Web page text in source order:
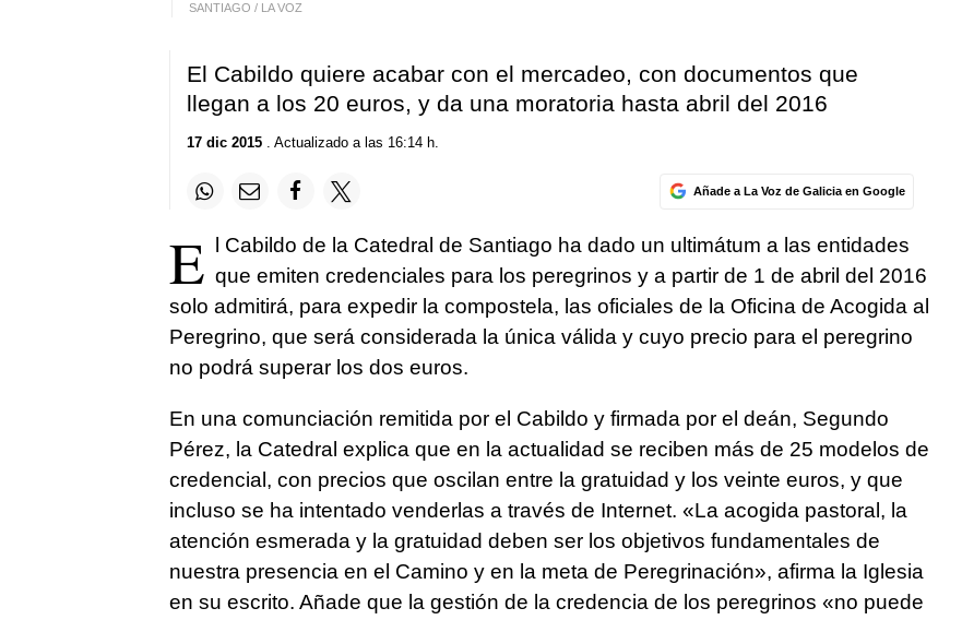
SANTIAGO / LA VOZ
El Cabildo quiere acabar con el mercadeo, con documentos que
llegan a los 20 euros, y da una moratoria hasta abril del 2016
17 dic 2015. Actualizado a las 16:14 h.
Añade a La Voz de Galicia en Google
E
l Cabildo de la Catedral de Santiago ha dado un ultimátum a las entidades
que emiten credenciales para los peregrinos y a partir de 1 de abril del 2016
solo admitirá, para expedir la compostela, las oficiales de la Oficina de Acogida al
Peregrino, que será considerada la única válida y cuyo precio para el peregrino
no podrá superar los dos euros.
En una comunciación remitida por el Cabildo y firmada por el deán, Segundo
Pérez, la Catedral explica que en la actualidad se reciben más de 25 modelos de
credencial, con precios que oscilan entre la gratuidad y los veinte euros, y que
incluso se ha intentado venderlas a través de Internet. «La acogida pastoral, la
atención esmerada y la gratuidad deben ser los objetivos fundamentales de
nuestra presencia en el Camino y en la meta de Peregrinación», afirma la Iglesia
en su escrito. Añade que la gestión de la credencia de los peregrinos «no puede